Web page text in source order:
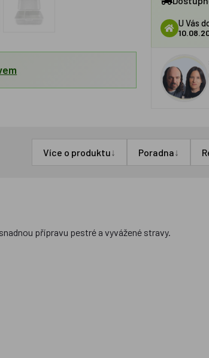
U Vás
Více o produktu↓ Poradna↓
přípravu pestré a vyvážené stravy.